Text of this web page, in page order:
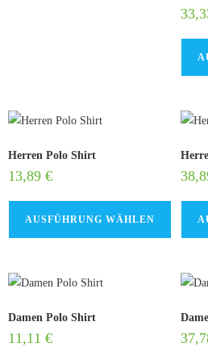
Herren Polo Shirt
13,89 €
AUSFÜHRUNG WÄHLEN
Damen Polo Shirt
11,11 €